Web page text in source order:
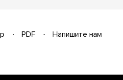
PDF
Напишите нам